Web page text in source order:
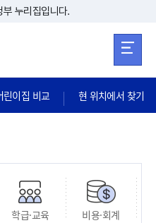
가기누리집입니다.
린이집 비교 현 위치에서 찾기
학급·교육 비용·회계